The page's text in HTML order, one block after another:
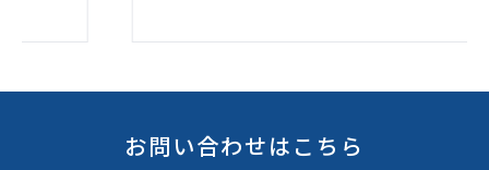
お問い合わせはこちら